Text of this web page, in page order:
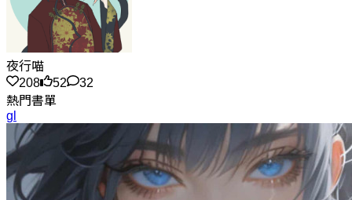
夜行喵
208
52
32
熱門書單
gl